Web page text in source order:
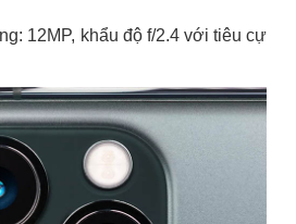
12MP, khẩu độ f/2.4 với tiêu cự